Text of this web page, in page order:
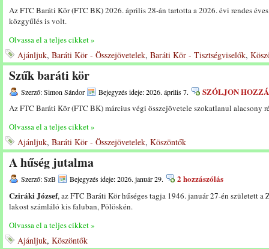
Az FTC Baráti Kör (FTC BK) 2026. április 28-án tartotta a 2026. évi rendes
közgyűlés is volt.
Olvassa el a teljes cikket »
Ajánljuk, Baráti Kör - Összejövetelek, Baráti Kör - Tisztségviselők,
Szűk baráti kör
Szerző: Simon Sándor Bejegyzés ideje: 2026. április 7. SZÓLJON HOZZÁ
Az FTC Baráti Kör (FTC BK) március végi összejövetele szokatlanul alacsony
Olvassa el a teljes cikket »
Ajánljuk, Baráti Kör - Összejövetelek, Köszöntők
A hűség jutalma
Szerző: SzB Bejegyzés ideje: 2026. január 29.
2 hozzászólás
Cziráki József, az FTC Baráti Kör hűséges tagja 1946. január 27-én született
lakost számláló kis faluban, Pölöskén.
Olvassa el a teljes cikket »
Ajánljuk, Köszöntők